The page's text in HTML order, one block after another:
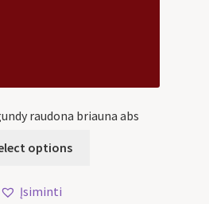
raudona briauna abs
options
Įsiminti